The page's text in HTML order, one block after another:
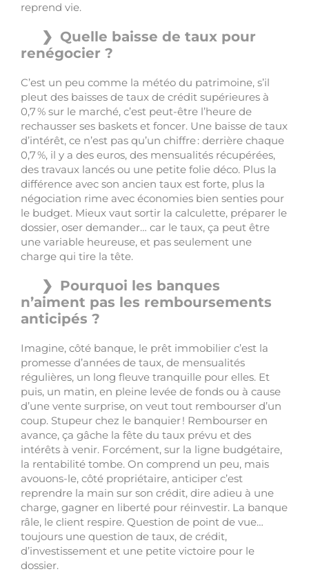
reprend vie.
Quelle baisse de taux pour
renégocier ?
C’est un peu comme la météo du patrimoine, s’il
pleut des baisses de taux de crédit supérieures à
0,7 % sur le marché, c’est peut-être l’heure de
rechausser ses baskets et foncer. Une baisse de taux
d’intérêt, ce n’est pas qu’un chiffre : derrière chaque
0,7 %, il y a des euros, des mensualités récupérées,
des travaux lancés ou une petite folie déco. Plus la
différence avec son ancien taux est forte, plus la
négociation rime avec économies bien senties pour
le budget. Mieux vaut sortir la calculette, préparer le
dossier, oser demander… car le taux, ça peut être
une variable heureuse, et pas seulement une
charge qui tire la tête.
Pourquoi les banques
n’aiment pas les remboursements
anticipés ?
Imagine, côté banque, le prêt immobilier c’est la
promesse d’années de taux, de mensualités
régulières, un long fleuve tranquille pour elles. Et
puis, un matin, en pleine levée de fonds ou à cause
d’une vente surprise, on veut tout rembourser d’un
coup. Stupeur chez le banquier ! Rembourser en
avance, ça gâche la fête du taux prévu et des
intérêts à venir. Forcément, sur la ligne budgétaire,
la rentabilité tombe. On comprend un peu, mais
avouons-le, côté propriétaire, anticiper c’est
reprendre la main sur son crédit, dire adieu à une
charge, gagner en liberté pour réinvestir. La banque
râle, le client respire. Question de point de vue…
toujours une question de taux, de crédit,
d’investissement et une petite victoire pour le
dossier.